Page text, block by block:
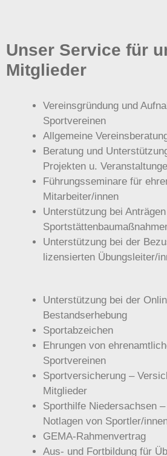
Unser Service für
Mitglieder
Vereinsgründung und
Sportvereinen
Allgemeine
Beratung und
Projekten u.
Führungsseminare für
Mitarbeiter/innen
Unterstützung bei
Unterstützung bei der
lizensierten Übungsleiter/
Unterstützung bei der
Bestandserhebung
Sportabzeichen
Ehrungen von
Sportvereinen
Sportversicherung –
Mitglieder
Sporthilfe Niedersachsen
Notlagen von Sportler/
GEMA-Rahmenvertrag
Aus- und Fortbildung für